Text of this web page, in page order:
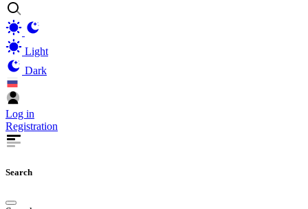
Light
Dark
Log in
Registration
Search